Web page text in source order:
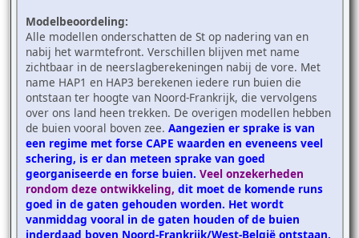
Modelbeoordeling:
Alle modellen onderschatten de St op nadering van en
nabij het warmtefront. Verschillen blijven met name
zichtbaar in de neerslagberekeningen nabij de vore. Met
name HAP1 en HAP3 berekenen iedere run buien die
ontstaan ter hoogte van Noord-Frankrijk, die vervolgens
over ons land heen trekken. De overigen modellen hebben
de buien vooral boven zee. Aangezien er sprake is van
een regime met forse CAPE waarden en eveneens veel
schering, is er dan meteen sprake van goed
georganiseerde en forse buien. Veel onzekerheden
rondom deze ontwikkeling, dit moet de komende runs
goed in de gaten gehouden worden. Het wordt
vanmiddag vooral in de gaten houden of de buien
inderdaad boven Noord-Frankrijk/West-België ontstaan.